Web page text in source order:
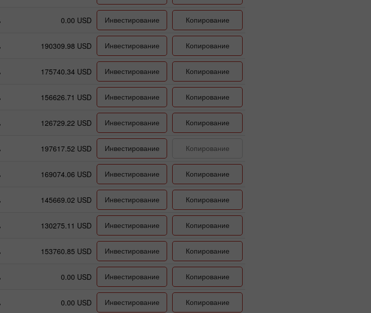
0.00 USD Инвестирование Копирование
190309.98 USD Инвестирование Копирование
175740.34 USD Инвестирование Копирование
156626.71 USD Инвестирование Копирование
126729.22 USD Инвестирование Копирование
197617.52 USD Инвестирование Копирование
169074.06 USD Инвестирование Копирование
145669.02 USD Инвестирование Копирование
130275.11 USD Инвестирование Копирование
153760.85 USD Инвестирование Копирование
0.00 USD Инвестирование Копирование
0.00 USD Инвестирование Копирование